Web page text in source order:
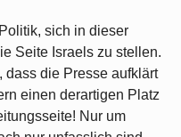
sich in dieser
Seite Israels zu stellen.
dass die Presse aufklärt
einen derartigen Platz
Nur um